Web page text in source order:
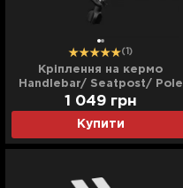
(1)
Кріплення на кермо
Handlebar/ Seatpost/ Pole
Mount
Купити
1 049 грн